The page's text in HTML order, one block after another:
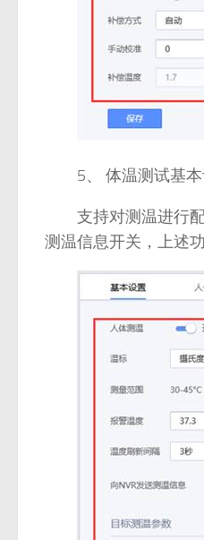
5、 体温测试基本
支持对测温进行配
测温信息开关，上述